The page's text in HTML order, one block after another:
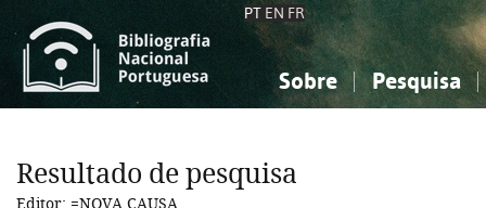
PT EN FR
Sobre Pesquisa
Ciências sociais...
Ciências sociais...
Resultado de pesquisa
Editor: =NOVA CAUSA